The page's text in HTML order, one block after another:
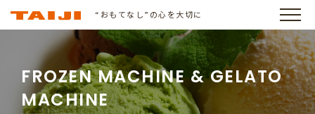
“おもてなし”の心を大切に
FROZEN MACHINE & GELATO
MACHINE